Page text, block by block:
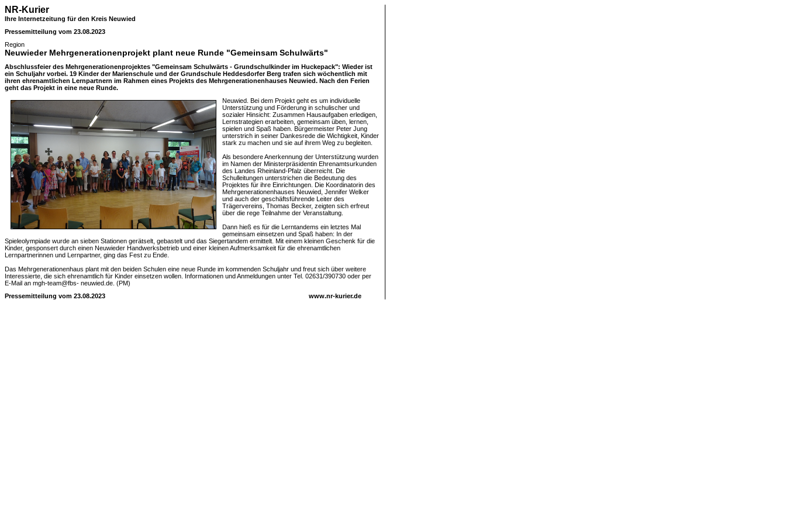
NR-Kurier
Ihre Internetzeitung für den Kreis Neuwied
Pressemitteilung vom 23.08.2023
Region
Neuwieder Mehrgenerationenprojekt plant neue Runde "Gemeinsam Schulwärts"
Abschlussfeier des Mehrgenerationenprojektes "Gemeinsam Schulwärts - Grundschulkinder im Huckepack": Wieder ist
ein Schuljahr vorbei. 19 Kinder der Marienschule und der Grundschule Heddesdorfer Berg trafen sich wöchentlich mit
ihren ehrenamtlichen Lernpartnern im Rahmen eines Projekts des Mehrgenerationenhauses Neuwied. Nach den Ferien
geht das Projekt in eine neue Runde.
Neuwied. Bei dem Projekt geht es um individuelle
Unterstützung und Förderung in schulischer und
sozialer Hinsicht: Zusammen Hausaufgaben erledigen,
Lernstrategien erarbeiten, gemeinsam üben, lernen,
spielen und Spaß haben. Bürgermeister Peter Jung
unterstrich in seiner Dankesrede die Wichtigkeit, Kinder
stark zu machen und sie auf ihrem Weg zu begleiten.
Als besondere Anerkennung der Unterstützung wurden
im Namen der Ministerpräsidentin Ehrenamtsurkunden
des Landes Rheinland-Pfalz überreicht. Die
Schulleitungen unterstrichen die Bedeutung des
Projektes für ihre Einrichtungen. Die Koordinatorin des
Mehrgenerationenhauses Neuwied, Jennifer Welker
und auch der geschäftsführende Leiter des
Trägervereins, Thomas Becker, zeigten sich erfreut
über die rege Teilnahme der Veranstaltung.
Dann hieß es für die Lerntandems ein letztes Mal
gemeinsam einsetzen und Spaß haben: In der
Spieleolympiade wurde an sieben Stationen gerätselt, gebastelt und das Siegertandem ermittelt. Mit einem kleinen Geschenk für die
Kinder, gesponsert durch einen Neuwieder Handwerksbetrieb und einer kleinen Aufmerksamkeit für die ehrenamtlichen
Lernpartnerinnen und Lernpartner, ging das Fest zu Ende.
Das Mehrgenerationenhaus plant mit den beiden Schulen eine neue Runde im kommenden Schuljahr und freut sich über weitere
Interessierte, die sich ehrenamtlich für Kinder einsetzen wollen. Informationen und Anmeldungen unter Tel. 02631/390730 oder per
E-Mail an mgh-team@fbs- neuwied.de. (PM)
Pressemitteilung vom 23.08.2023
www.nr-kurier.de